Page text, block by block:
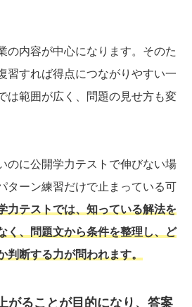
の内容が中心になります。そのた
習すれば得点につながりやすい一
は範囲が広く、問題の見せ方も変
のに公開学力テストで伸びない場
ターン練習だけで止まっている可
力テストでは、知っている解法を
く、問題文から条件を整理し、ど
判断する力が問われます。
がることが目的になり、答案